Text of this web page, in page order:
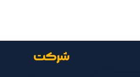
شرکت